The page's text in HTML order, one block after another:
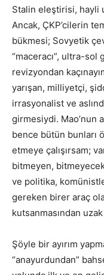
Stalin eleştirisi, hayli
Ancak, ÇKP’cilerin
bükmesi; Sovyetik
“maceracı”, ultra-sol
revizyondan
yarışan, milliyetçi,
irrasyonalist ve
girmesiydi. Mao’nun
bence bütün bunları
etmeye çalışırsam;
bitmeyen,
ve politika,
gereken birer araç
kutsanmasından
Şöyle bir ayırım
“anayurdundan”